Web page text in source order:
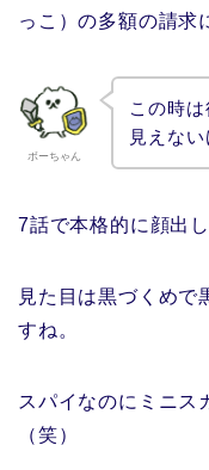
っこ）の多額の請求
ボーちゃん
この時
見えな
7話で本格的に顔出し
見た目は黒づくめで
すね。
スパイなのにミニス
（笑）